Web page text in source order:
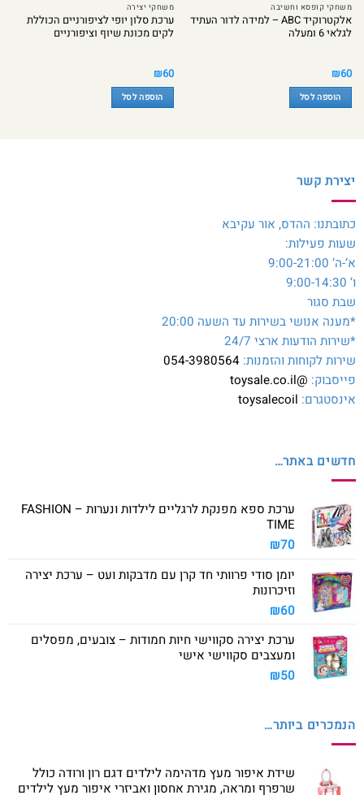
משחקי קופסא וחשיבה
אלקטרוקיד ABC – למידה לדור העתיד
לגלאי 6 ומעלה
₪60
הוספה לסל
משחקי יצירה
ערכת סלון יופי לציפורניים הכוללת
לקים מכונת שיוף וציפורניים
₪60
הוספה לסל
יצירת קשר
כתובתנו: ההדס, אור עקיבא
שעות פעילות:
א’-ה’ 9:00-21:00
ו’ 9:00-14:30
שבת סגור
*מענה אנושי בשירות עד השעה 20:00
*שירות הודעות ארצי 24/7
שירות לקוחות והזמנות: 054-3980564
פייסבוק: @toysale.co.il
אינסטגרם: toysalecoil
חדשים באתר…
ערכת ספא מפנקת לרגליים לילדות ונערות – FASHION
TIME
₪70
יומן סודי פרוותי חד קרן עם מדבקות ועט – ערכת יצירה
וזיכרונות
₪60
ערכת יצירה סקווישי חיות חמודות – צובעים, מפסלים
ומעצבים סקווישי אישי
₪50
הנמכרים ביותר…
שידת איפור מעץ מדהימה לילדים דגם רון ורודה כולל
שרפרף ומראה, מגירת אחסון ואביזרי איפור מעץ לילדים